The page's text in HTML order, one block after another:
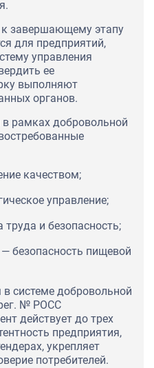
к завершающему этапу
для предприятий,
управления
ее
выполняют
органов.
в рамках добровольной
качеством;
управление;
и безопасность;
безопасность пищевой
системе добровольной
№ РОСС
действует до трех
предприятия,
укрепляет
потребителей.